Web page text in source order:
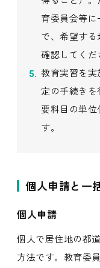
育委員会等
で、希望す
確認してくだ
教育実習を
定の手続き
要科目の単位
す。
個人申請と一
個人申請
個人で居住地の都
方法です。教育委